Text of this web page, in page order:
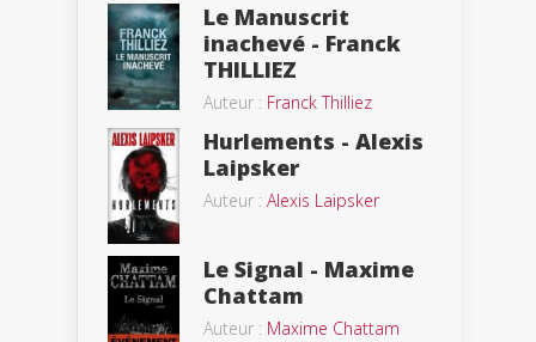
Le Manuscrit
inachevé - Franck
THILLIEZ
Auteur : Franck Thilliez
Hurlements - Alexis
Laipsker
Auteur : Alexis Laipsker
Le Signal - Maxime
Chattam
Auteur : Maxime Chattam